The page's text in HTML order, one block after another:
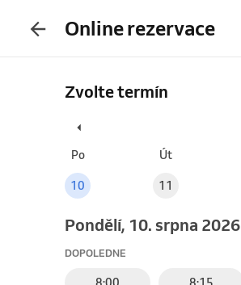
Online rezervace
Zvolte termín
Po Út
10 11
pondělí, 10. srpna 2026
DOPOLEDNE